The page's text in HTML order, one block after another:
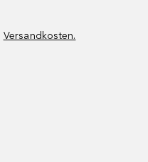
Versandkosten.